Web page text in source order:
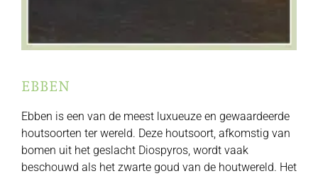
EBBEN
Ebben is een van de meest luxueuze en gewaardeerde
houtsoorten ter wereld. Deze houtsoort, afkomstig van
bomen uit het geslacht Diospyros, wordt vaak
beschouwd als het zwarte goud van de houtwereld. Het